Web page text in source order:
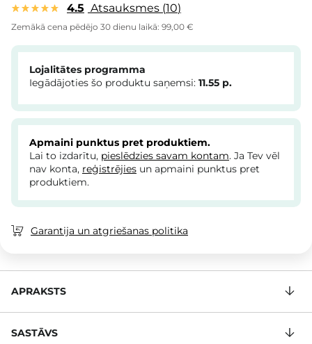
4.5 Atsauksmes 10
Zemākā cena pēdējo 30 dienu laikā: 99,00 €
Lojalitātes programma
Iegādājoties šo produktu saņemsi: 11.55 p.
Apmaini punktus pret produktiem.
Lai to izdarītu, pieslēdzies savam kontam. Ja Tev vēl
nav konta, reģistrējies un apmaini punktus pret
produktiem.
Garantija un atgriešanas politika
APRAKSTS
SASTĀVS